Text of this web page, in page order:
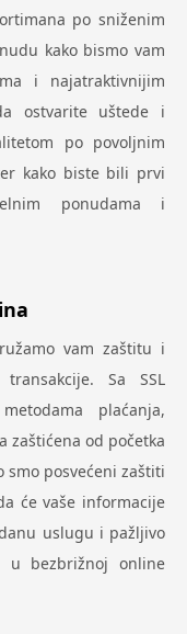
po sniženim
kako bismo vam
i najatraktivnijim
ostvarite uštede i
po povoljnim
kako biste bili prvi
ponudama i
vam zaštitu i
Sa SSL
plaćanja,
zaštićena od početka
smo posvećeni zaštiti
će vaše informacije
uslugu i pažljivo
u bezbrižnoj online